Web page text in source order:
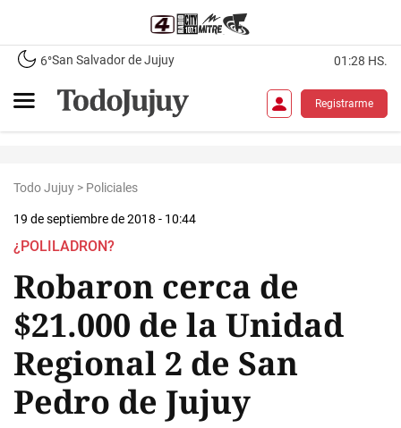
6°San Salvador de Jujuy 01:28 HS.
Registrarme
Todo Jujuy > Policiales
19 de septiembre de 2018 - 10:44
¿POLILADRON?
Robaron cerca de
$21.000 de la Unidad
Regional 2 de San
Pedro de Jujuy